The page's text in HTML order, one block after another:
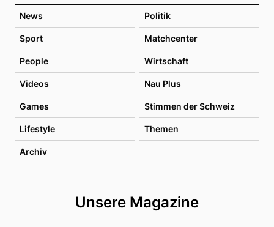
News Politik
Sport Matchcenter
People Wirtschaft
Videos Nau Plus
Games Stimmen der Schweiz
Lifestyle Themen
Archiv
Unsere Magazine